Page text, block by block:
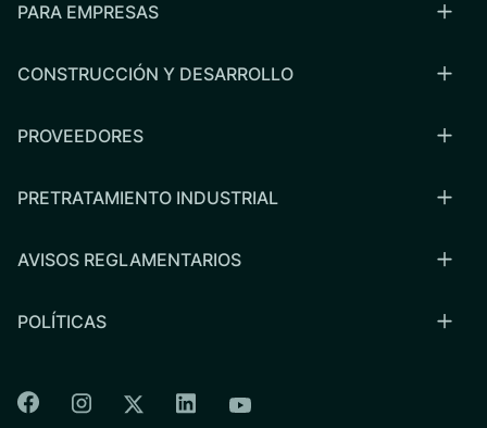
PARA EMPRESAS
CONSTRUCCIÓN Y DESARROLLO
PROVEEDORES
PRETRATAMIENTO INDUSTRIAL
AVISOS REGLAMENTARIOS
POLÍTICAS
Colorado Springs Facebook
Colorado Springs Instagram
Colorado Springs Twitter
Colorado Springs Linkedin
Colorado Springs